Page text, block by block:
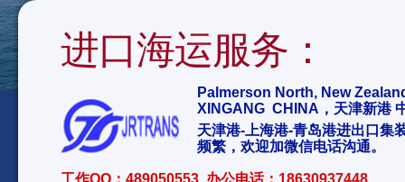
进口海运服务：
Palmerson North, New
XINGANG CHINA，天津新港
天津港-上海港-青岛港进出口集
频繁，欢迎加微信电话沟通。
工作QQ：489050553 办公电话：18630937448